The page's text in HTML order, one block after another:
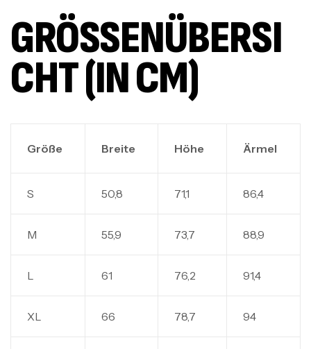
GRÖSSENÜBERSIC
HT (IN CM)
Größe Breite Höhe Ärmel
S 50,8 71,1 86,4
M 55,9 73,7 88,9
L 61 76,2 91,4
XL 66 78,7 94